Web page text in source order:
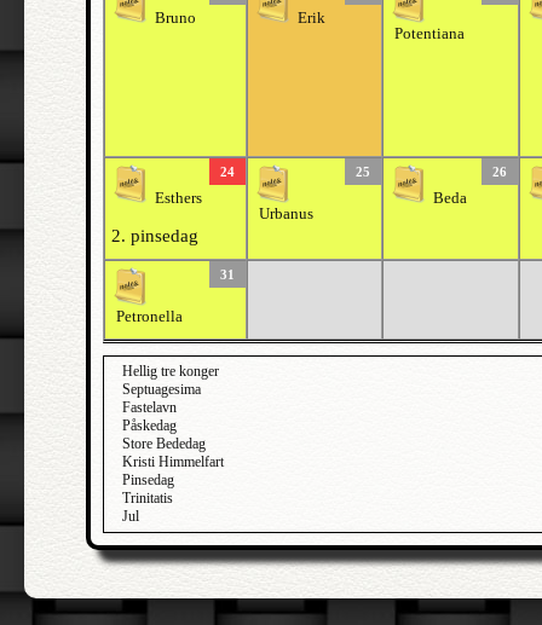
Bruno Erik
Potentiana
24
Esthers
2. pinsedag
25
Urbanus
26
Beda
31
Petronella
Hellig tre konger
Septuagesima
Fastelavn
Påskedag
Store Bededag
Kristi Himmelfart
Pinsedag
Trinitatis
Jul